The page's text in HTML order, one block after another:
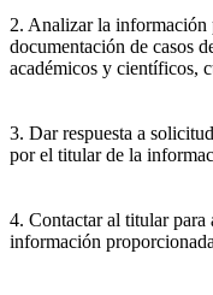
2. Analizar la información
documentación de casos
académicos y científicos,
3. Dar respuesta a
por el titular de la
4. Contactar al titular
información